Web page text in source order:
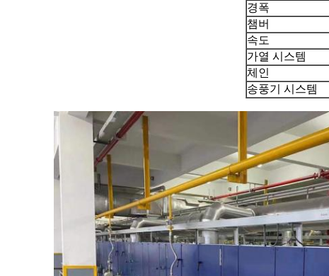
경폭
챔버
속도
가열 시스템
체인
송풍기 시스템